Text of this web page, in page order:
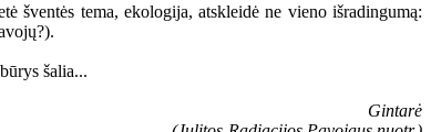
šventės tema, ekologija, atskleidė ne vieno išradingumą:
šalia...
Gintarė